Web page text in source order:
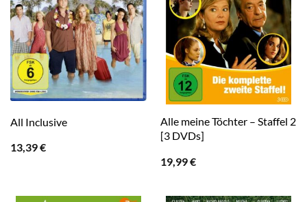
All Inclusive
13,39€
Alle meine Töchter – Staffel 2
[3 DVDs]
19,99€